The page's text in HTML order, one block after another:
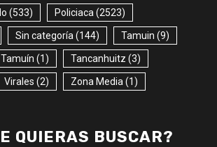
(533) Policiaca (2523)
Sin categoría (144) Tamuin (9)
Tamuín (1) Tancanhuitz (3)
Virales (2) Zona Media (1)
QUIERAS BUSCAR?